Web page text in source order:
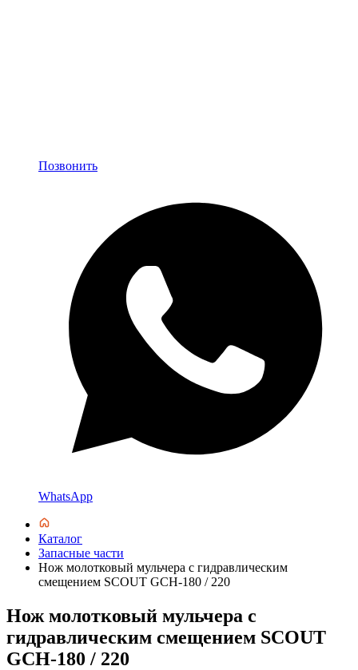
Позвонить
WhatsApp
Каталог
Запасные части
Нож молотковый мульчера с гидравлическим
смещением SCOUT GCH-180 / 220
Нож молотковый мульчера с
гидравлическим смещением SCOUT
GCH-180 / 220